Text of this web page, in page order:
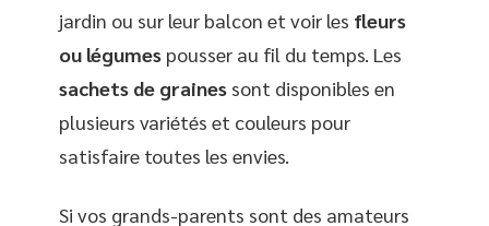
jardin ou sur leur balcon et voir les fleurs
ou légumes pousser au fil du temps. Les
sachets de graines sont disponibles en
plusieurs variétés et couleurs pour
satisfaire toutes les envies.
Si vos grands-parents sont des amateurs